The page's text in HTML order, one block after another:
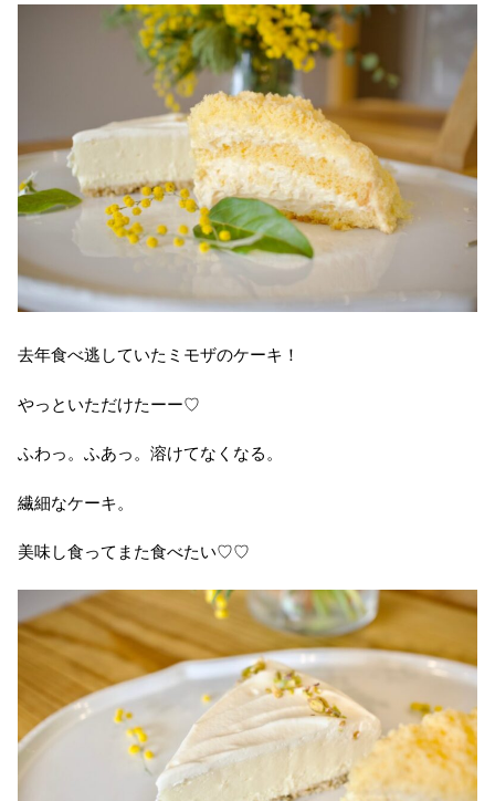
去年食べ逃していたミモザのケーキ！
やっといただけたーー♡
ふわっ。ふあっ。溶けてなくなる。
繊細なケーキ。
美味し食ってまた食べたい♡♡